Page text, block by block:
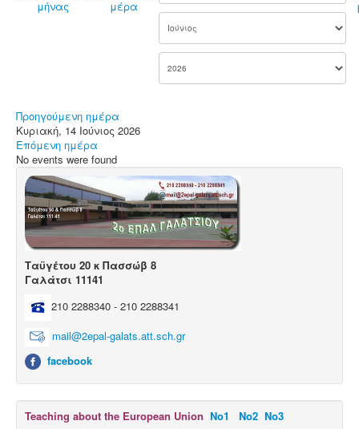
Μαθητικές Εργασίες
Πρόγραμμα Erasmus+
Μαθητεία.
Προηγούμενη ημέρα
Κυριακή, 14 Ιούνιος 2026
Επόμενη ημέρα
No events were found
Ταϋγέτου 20 κ Πασσώβ 8
Γαλάτσι 11141
210 2288340 - 210 2288341
mail@2epal-galats.att.sch.gr
facebook
Teaching about the European Union Νο1 Νο2 Νο3